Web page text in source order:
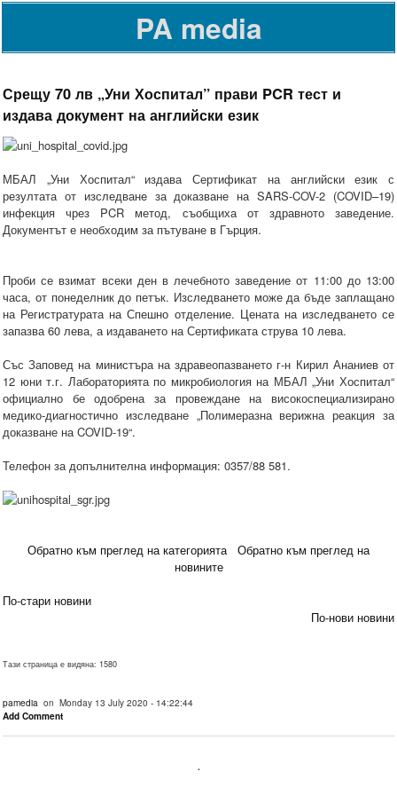
PA media
Срещу 70 лв „Уни Хоспитал” прави PCR тест и
издава документ на английски език
МБАЛ „Уни Хоспитал“ издава Сертификат на английски език с
резултата от изследванe за доказване на SARS-COV-2 (COVID–19)
инфекция чрез PCR метод, съобщиха от здравното заведение.
Документът е необходим за пътуване в Гърция.
Проби се взимат всеки ден в лечебното заведение от 11:00 до 13:00
часа, от понеделник до петък. Изследването може да бъде заплащано
на Регистратурата на Спешно отделение. Цената на изследването се
запазва 60 лева, а издаването на Сертификата струва 10 лева.
Със Заповед на министъра на здравеопазването г-н Кирил Ананиев от
12 юни т.г. Лабораторията по микробиология на МБАЛ „Уни Хоспитал“
официално бе одобрена за провеждане на високоспециализирано
медико-диагностично изследване „Полимеразна верижна реакция за
доказване на COVID-19“.
Телефон за допълнителна информация: 0357/88 581.
Обратно към преглед на категорията
Обратно към преглед на
новините
По-стари новини
По-нови новини
Тази страница е видяна: 1580
pamedia on Monday 13 July 2020 - 14:22:44
Add Comment
.